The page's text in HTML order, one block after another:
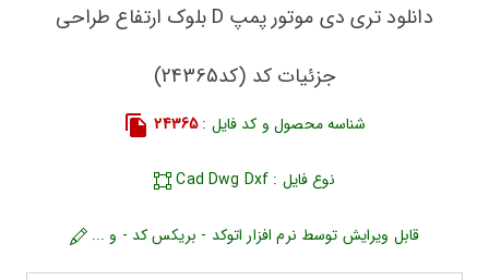
دانلود تری دی موتور پمپ D بلوک ارتفاع طراحی
جزئیات کد (کد24365)
شناسه محصول و کد فایل :24365
نوع فایل : Cad Dwg Dxf
قابل ویرایش توسط نرم افزار اتوکد - بریکس کد - و ...